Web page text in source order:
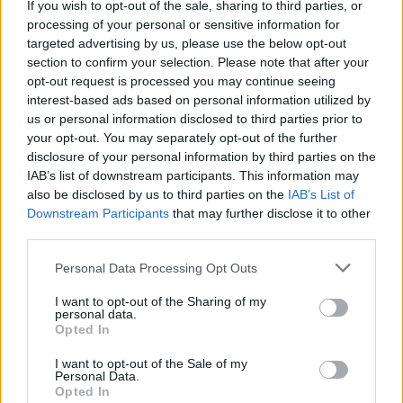
If you wish to opt-out of the sale, sharing to third parties, or
processing of your personal or sensitive information for
targeted advertising by us, please use the below opt-out
section to confirm your selection. Please note that after your
opt-out request is processed you may continue seeing
interest-based ads based on personal information utilized by
us or personal information disclosed to third parties prior to
your opt-out. You may separately opt-out of the further
disclosure of your personal information by third parties on the
IAB’s list of downstream participants. This information may
also be disclosed by us to third parties on the IAB’s List of
Downstream Participants that may further disclose it to other
Personal Data Processing Opt Outs
I want to opt-out of the Sharing of my
personal data.
Opted In
I want to opt-out of the Sale of my
Personal Data.
Opted In
Ten czas – interpretacja utworu
Baczyński kreuje wiersz miłosny, który opowiada
o tym, jak wyglądauczucie, które rodzi się i
trwa w trudnych czasach. Zwraca się w nim
bezpośrednio do swojej ukochanej i tworzy tym
samym bardzo intymne i osobiste wyznanie.
Tytułowy czas to okres okupacji, w trakcie
którego poeta pobrał się ze swoją ukochaną
opowiada o tym strasznym czasie i
charakteryzuje też
którego sam należał.